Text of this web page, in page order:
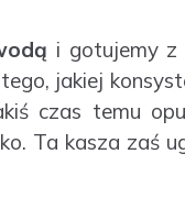
i gotujemy z
jakiej
czas temu
Ta kasza zaś